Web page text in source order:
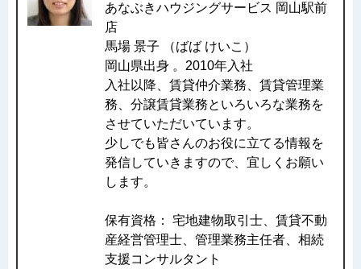
あなぶきハウジングサービス 岡山駅前
店
馬場 景子 （ばば けいこ）
岡山県出身 。2010年入社
入社以降、賃貸仲介業務、賃貸管理業
務、分譲賃貸業務といろいろな業務を
させていただいています。
少しでも皆さんのお役に立てる情報を
発信していきますので、宜しくお願い
します。
保有資格： 宅地建物取引士、賃貸不動
産経営管理士、管理業務主任者、相続
支援コンサルタント